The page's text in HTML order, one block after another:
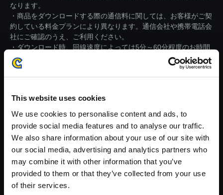
This website uses cookies
We use cookies to personalise content and ads, to
provide social media features and to analyse our traffic.
We also share information about your use of our site with
our social media, advertising and analytics partners who
may combine it with other information that you’ve
provided to them or that they’ve collected from your use
of their services.
なります。
・商品をダウンロードする際の通信料に関しては、お客様がご契
約している料金プランにより異なります。通信会社や携帯電話会
社にご確認のうえ、ご利用ください。
・ダウンロード時、回線速度によっては5分～60分程度のお時間
がかかる場合がございます。
※ご購入いただいたファイルのダウンロードの際には、通信環境
が安定しているWifi環境でお試しください。
【単曲】大神伝 ～小さき太陽～
オリジナル・サウンドトラック
悪路王討伐